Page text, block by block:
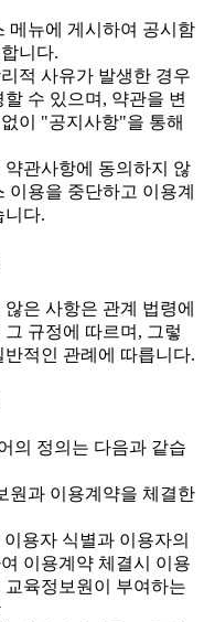
뉴에 게시하여 공시함
니다.
적 사유가 발생한 경우
수 있으며, 약관을 변
이 "공지사항"을 통해
관사항에 동의하지 않
이용을 중단하고 이용계
니다.
은 사항은 관계 법령에
규정에 따르며, 그렇
적인 관례에 따릅니다.
의 정의는 다음과 같습
과 이용계약을 체결한
용자 식별과 이용자의
이용계약 체결시 이용
육정보원이 부여하는